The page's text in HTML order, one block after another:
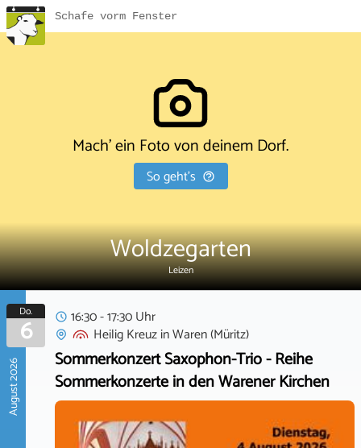
Schafe vorm Fenster
Mach' ein Foto von deinem Dorf.
So geht's
Woldzegarten
Leizen
August 2026
Do.
6
16:30 - 17:30 Uhr
Heilig KreuzinWaren (Müritz)
Sommerkonzert Saxophon-Trio - Reihe
Sommerkonzerte in den Warener Kirchen